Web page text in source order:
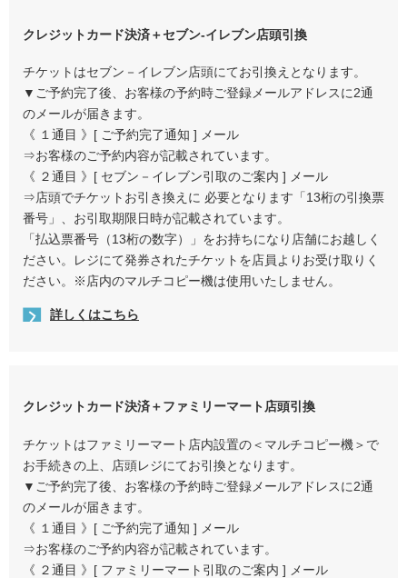
クレジットカード決済＋セブン-イレブン店頭引換
チケットはセブン－イレブン店頭にてお引換えとなります。
▼ご予約完了後、お客様の予約時ご登録メールアドレスに2通
のメールが届きます。
《 １通目 》[ ご予約完了通知 ] メール
⇒お客様のご予約内容が記載されています。
《 ２通目 》[ セブン－イレブン引取のご案内 ] メール
⇒店頭でチケットお引き換えに 必要となります「13桁の引換票
番号」、お引取期限日時が記載されています。
「払込票番号（13桁の数字）」をお持ちになり店舗にお越しく
ださい。レジにて発券されたチケットを店員よりお受け取りく
ださい。※店内のマルチコピー機は使用いたしません。
詳しくはこちら
クレジットカード決済＋ファミリーマート店頭引換
チケットはファミリーマート店内設置の＜マルチコピー機＞で
お手続きの上、店頭レジにてお引換となります。
▼ご予約完了後、お客様の予約時ご登録メールアドレスに2通
のメールが届きます。
《 １通目 》[ ご予約完了通知 ] メール
⇒お客様のご予約内容が記載されています。
《 ２通目 》[ ファミリーマート引取のご案内 ] メール